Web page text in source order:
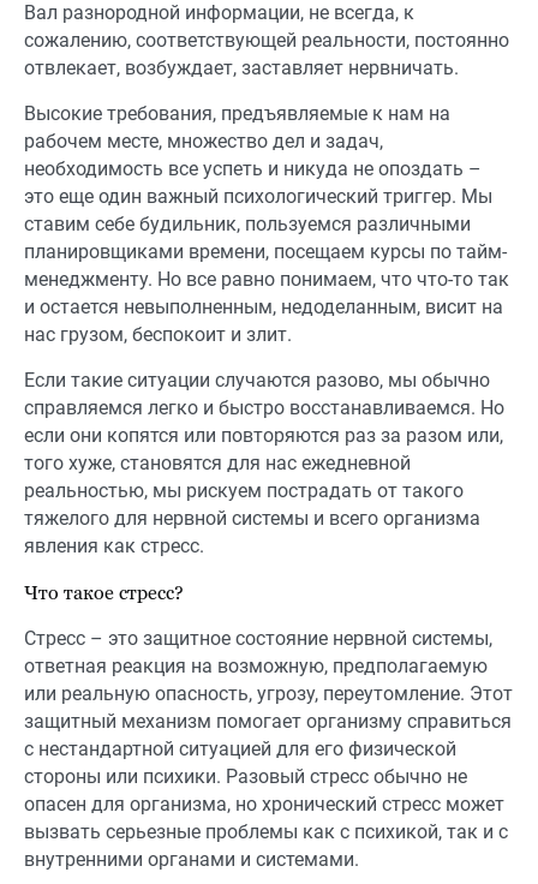
Вал разнородной информации, не всегда, к
сожалению, соответствующей реальности, постоянно
отвлекает, возбуждает, заставляет нервничать.
Высокие требования, предъявляемые к нам на
рабочем месте, множество дел и задач,
необходимость все успеть и никуда не опоздать –
это еще один важный психологический триггер. Мы
ставим себе будильник, пользуемся различными
планировщиками времени, посещаем курсы по тайм-
менеджменту. Но все равно понимаем, что что-то так
и остается невыполненным, недоделанным, висит на
нас грузом, беспокоит и злит.
Если такие ситуации случаются разово, мы обычно
справляемся легко и быстро восстанавливаемся. Но
если они копятся или повторяются раз за разом или,
того хуже, становятся для нас ежедневной
реальностью, мы рискуем пострадать от такого
тяжелого для нервной системы и всего организма
явления как стресс.
Что такое стресс?
Стресс – это защитное состояние нервной системы,
ответная реакция на возможную, предполагаемую
или реальную опасность, угрозу, переутомление. Этот
защитный механизм помогает организму справиться
с нестандартной ситуацией для его физической
стороны или психики. Разовый стресс обычно не
опасен для организма, но хронический стресс может
вызвать серьезные проблемы как с психикой, так и с
внутренними органами и системами.